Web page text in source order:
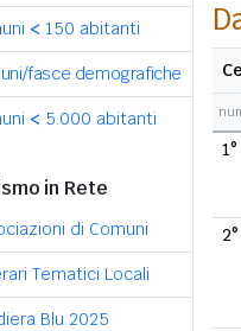
< 150 abitanti
fasce demografiche
< 5.000 abitanti
in Rete
di Comuni
Tematici Locali
Blu 2025
1°
2°